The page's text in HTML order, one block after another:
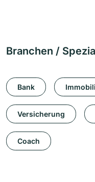
Branchen /
Bank
Versicherung
Coach